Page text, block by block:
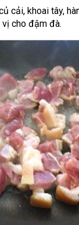
cải, khoai tây,
vị cho đậm đà.